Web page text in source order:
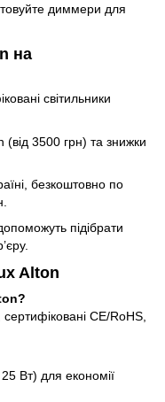
диммери для
на
світильники
(від 3500 грн) та знижки
безкоштовно по
підібрати
Alton
CE/RoHS,
Вт) для економії